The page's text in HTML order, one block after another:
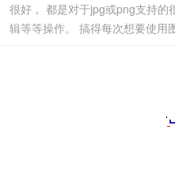
很好， 都是对于jpg或png支持的
辑等等操作。 搞得每次想要使用